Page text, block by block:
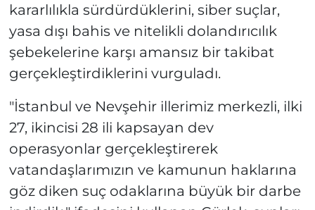
kararlılıkla sürdürdüklerini, siber suçlar,
yasa dışı bahis ve nitelikli dolandırıcılık
şebekelerine karşı amansız bir takibat
gerçekleştirdiklerini vurguladı.
"İstanbul ve Nevşehir illerimiz merkezli, ilki
27, ikincisi 28 ili kapsayan dev
operasyonlar gerçekleştirerek
vatandaşlarımızın ve kamunun haklarına
göz diken suç odaklarına büyük bir darbe